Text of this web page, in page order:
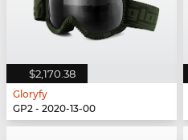
$2,170.38
Gloryfy
GP2 - 2020-13-00